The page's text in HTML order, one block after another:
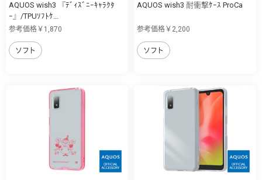
AQUOS wish3 『ﾃﾞｨｽﾞﾆｰｷｬﾗｸﾀ
ｰ』/TPUｿﾌﾄｹ...
参考価格￥1,870
ソフト
AQUOS wish3 耐衝撃ｹｰｽ ProCa
参考価格￥2,200
ソフト